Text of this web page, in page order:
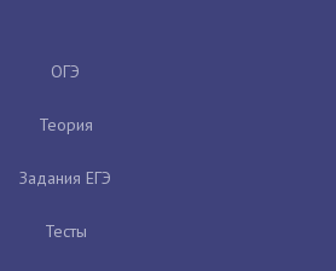
ОГЭ
Теория
Задания ЕГЭ
Тесты